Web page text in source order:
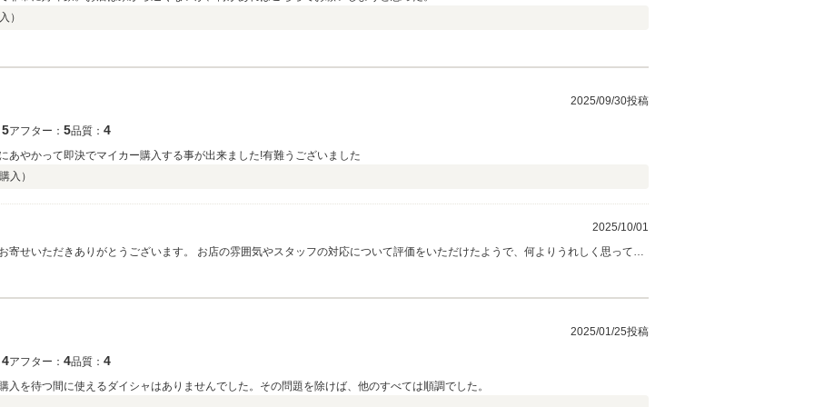
）
2025/09/30投稿
5アフター： 5品質： 4
あやかって即決でマイカー購入する事が出来ました!有難うございました
購入）
2025/10/01
スタッフの対応について評価をいただけたようで、何よりうれしく思ってお
2025/01/25投稿
4アフター： 4品質： 4
を待つ間に使えるダイシャはありませんでした。その問題を除けば、他のすべては順調でした。